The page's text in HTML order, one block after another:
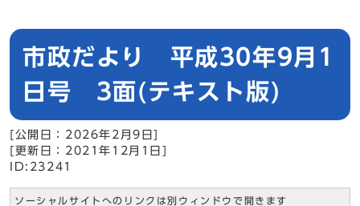
市政だより 平成30年9月1
日号 3面(テキスト版)
[公開日：2026年2月9日]
[更新日：2021年12月1日]
ID:23241
ソーシャルサイトへのリンクは別ウィンドウで開きます